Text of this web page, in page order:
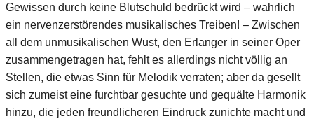
Gewissen durch keine Blutschuld bedrückt wird – wahrlich
ein nervenzerstörendes musikalisches Treiben! – Zwischen
all dem unmusikalischen Wust, den Erlanger in seiner Oper
zusammengetragen hat, fehlt es allerdings nicht völlig an
Stellen, die etwas Sinn für Melodik verraten; aber da gesellt
sich zumeist eine furchtbar gesuchte und gequälte Harmonik
hinzu, die jeden freundlicheren Eindruck zunichte macht und